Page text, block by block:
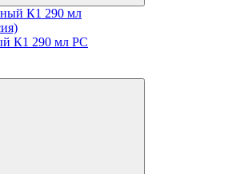
К1 290 мл РС